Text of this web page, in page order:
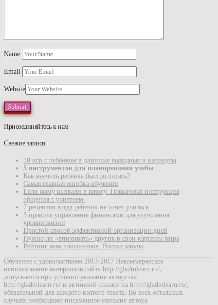
Name
Email
Website
Присоединяйтесь к нам
Свежие записи
10 игр с ребёнком в длинные выходные и каникулы
5 инструментов для планирования учебы
Как научить ребенка быстро читать?
Самая главная ошибка обучения
Если маму вызвали в школу. Пошаговая инструкция
общения с учителем.
7 рецептов когда ребенок не хочет учиться
3 правила управление финансами для улучшения
уровня жизни
Простой способ эффективной организации дней
Нужно ли «впихивать» других в свои картины мира
Рейтинг мам школьников. Взгляд завуча
Обучение с удовольствием 2013-2017 Некоммерческое
использование материалов сайта http://gladtolearn.ru/,
допускается при условии указания авторства
http://gladtolearn.ru/ и активной ссылки на http://gladtolearn.ru/,
обязательной для каждого взятого текста. Во всех остальных
случаях необходимо письменное согласие автора